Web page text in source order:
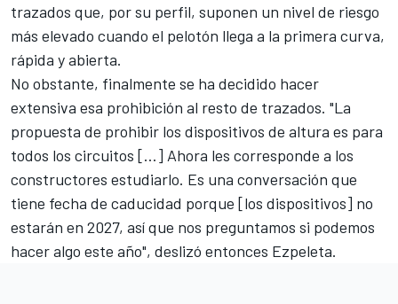
trazados que, por su perfil, suponen un nivel de riesgo
más elevado cuando el pelotón llega a la primera curva,
rápida y abierta.
No obstante, finalmente se ha decidido hacer
extensiva esa prohibición al resto de trazados. "La
propuesta de prohibir los dispositivos de altura es para
todos los circuitos […] Ahora les corresponde a los
constructores estudiarlo. Es una conversación que
tiene fecha de caducidad porque [los dispositivos] no
estarán en 2027, así que nos preguntamos si podemos
hacer algo este año", deslizó entonces Ezpeleta.